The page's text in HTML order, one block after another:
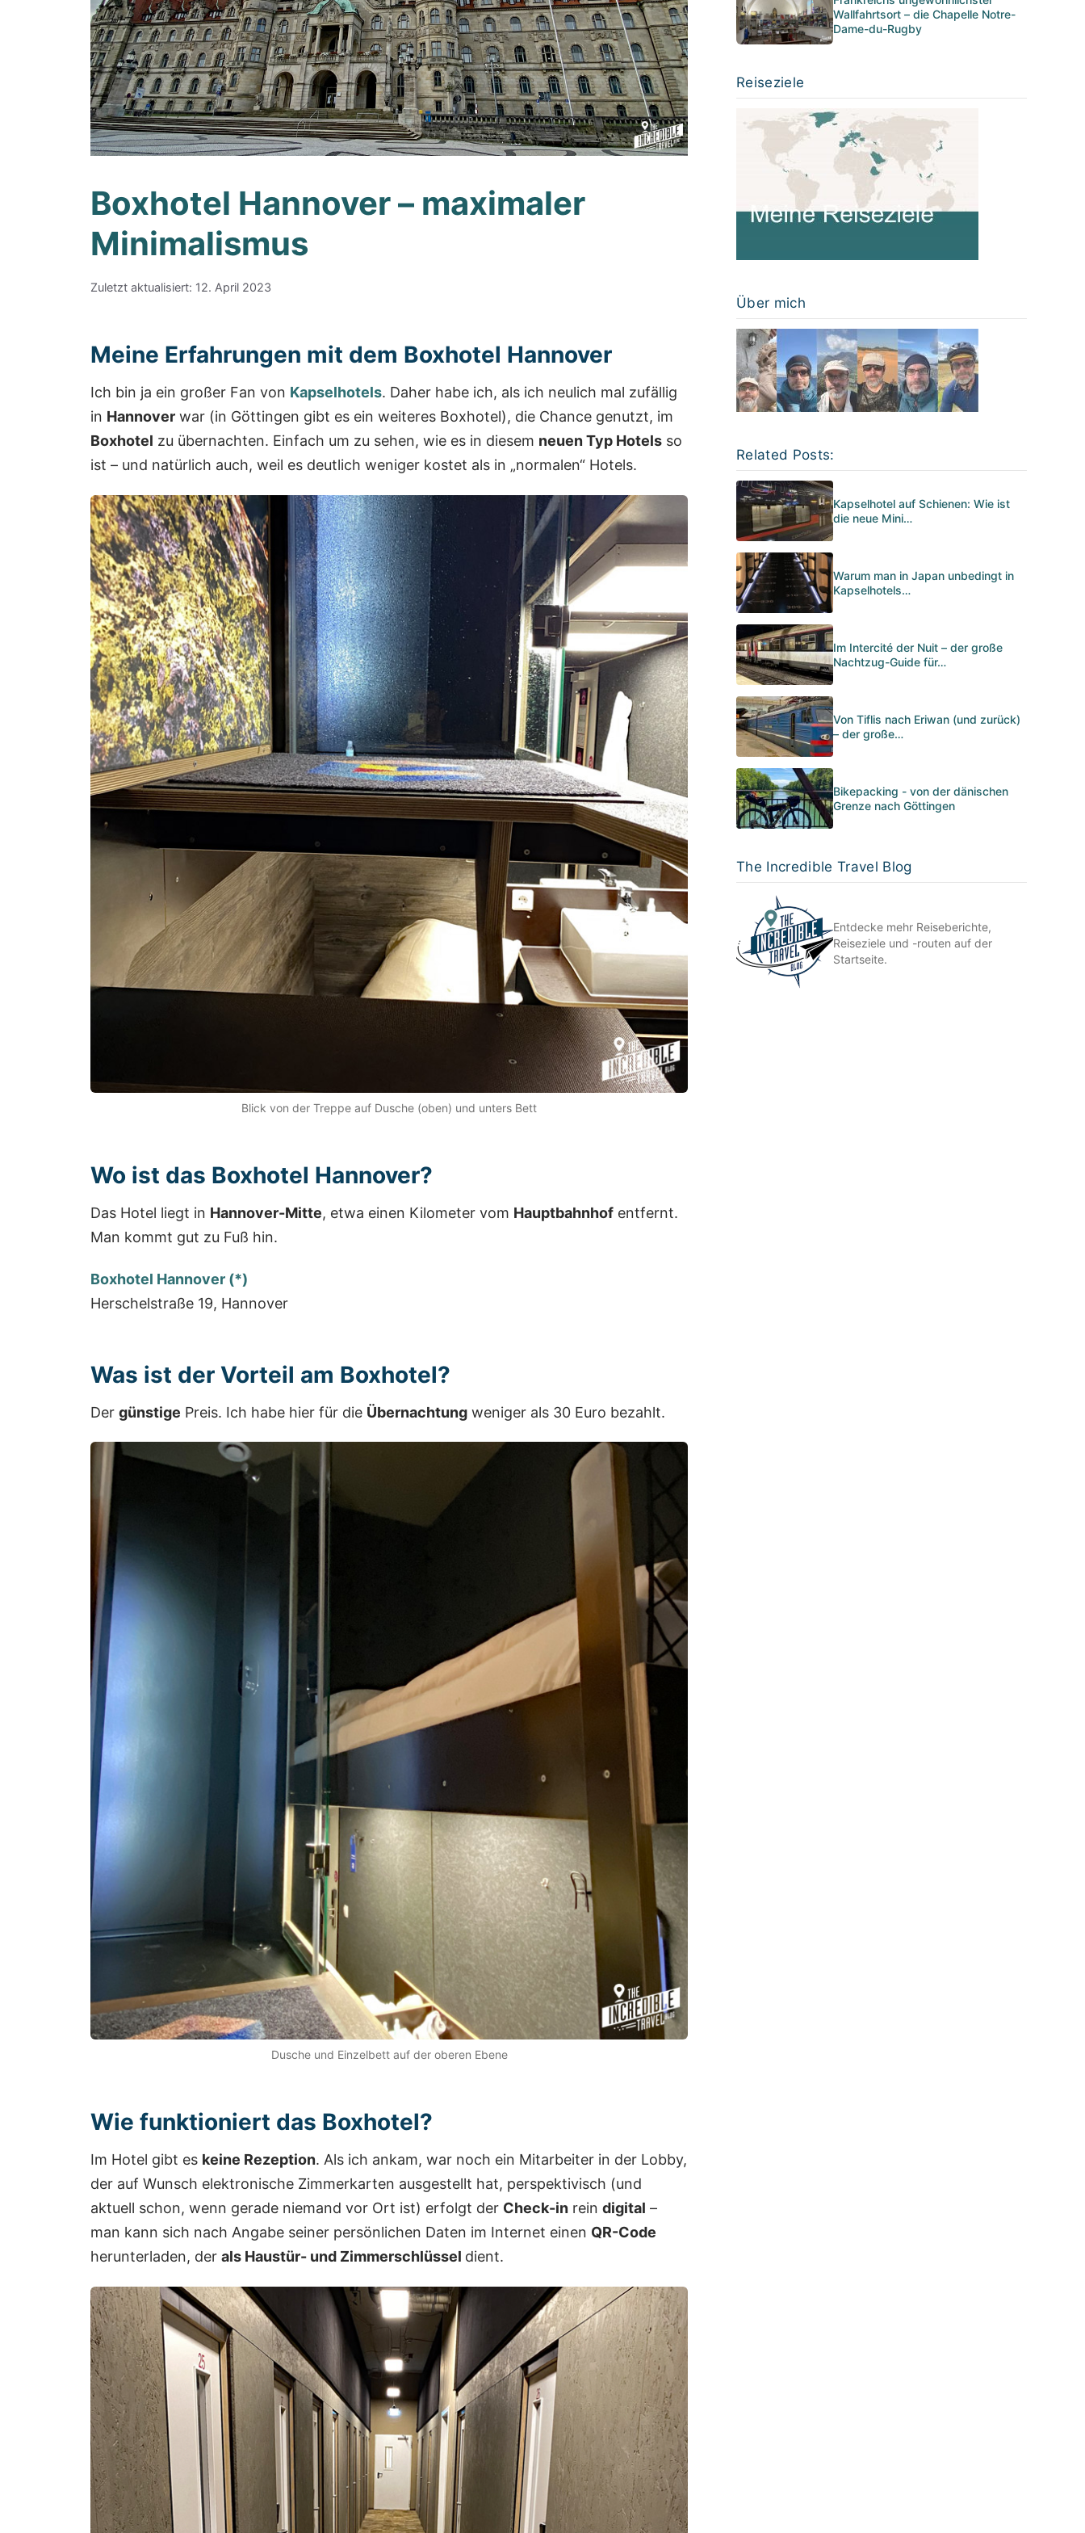
Boxhotel Hannover – maximaler
Minimalismus
Zuletzt aktualisiert: 12. April 2023
Meine Erfahrungen mit dem Boxhotel Hannover
Ich bin ja ein großer Fan von Kapselhotels. Daher habe ich, als ich neulich mal zufällig
in Hannover war (in Göttingen gibt es ein weiteres Boxhotel), die Chance genutzt, im
Boxhotel zu übernachten. Einfach um zu sehen, wie es in diesem neuen Typ Hotels so
ist – und natürlich auch, weil es deutlich weniger kostet als in „normalen“ Hotels.
Blick von der Treppe auf Dusche (oben) und unters Bett
Wo ist das Boxhotel Hannover?
Das Hotel liegt in Hannover-Mitte, etwa einen Kilometer vom Hauptbahnhof entfernt.
Man kommt gut zu Fuß hin.
Boxhotel Hannover (*)
Herschelstraße 19, Hannover
Was ist der Vorteil am Boxhotel?
Der günstige Preis. Ich habe hier für die Übernachtung weniger als 30 Euro bezahlt.
Dusche und Einzelbett auf der oberen Ebene
Wie funktioniert das Boxhotel?
Im Hotel gibt es keine Rezeption. Als ich ankam, war noch ein Mitarbeiter in der Lobby,
der auf Wunsch elektronische Zimmerkarten ausgestellt hat, perspektivisch (und
aktuell schon, wenn gerade niemand vor Ort ist) erfolgt der Check-in rein digital –
man kann sich nach Angabe seiner persönlichen Daten im Internet einen QR-Code
herunterladen, der als Haustür- und Zimmerschlüssel dient.
Wallfahrtsort – die Chapelle Notre-
Dame-du-Rugby
Reiseziele
Über mich
Related Posts:
Kapselhotel auf Schienen: Wie ist
die neue Mini…
Warum man in Japan unbedingt in
Kapselhotels…
Im Intercité der Nuit – der große
Nachtzug-Guide für…
Von Tiflis nach Eriwan (und zurück)
– der große…
Bikepacking - von der dänischen
Grenze nach Göttingen
The Incredible Travel Blog
Entdecke mehr Reiseberichte,
Reiseziele und -routen auf der
Startseite.